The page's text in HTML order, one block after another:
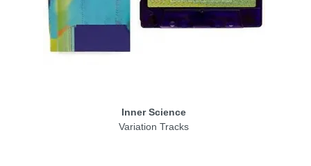
Inner Science
Variation Tracks